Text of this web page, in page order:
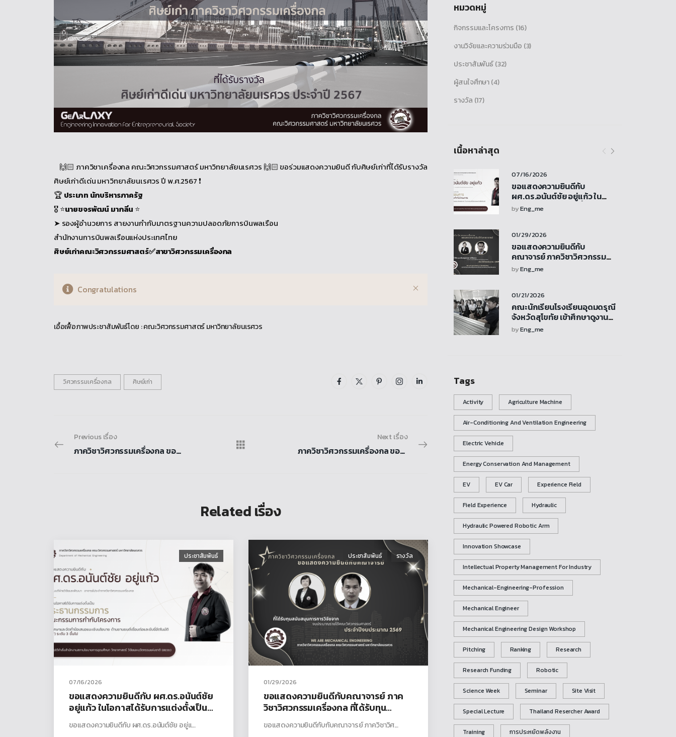
หมวดหมู่
กิจกรรมและโครงการ (16)
งานวิจัยและความร่วมมือ (3)
ประชาสัมพันธ์(32)
ผู้สนใจศึกษา(4)
รางวัล (17)
เนื้อหาล่าสุด
07/16/2026
ขอแสดงความยินดีกับ
ผศ.ดร.อนันต์ชัย อยู่แก้ว ใน
โอกาสได้รับการแต่งตั้งเป็น
ศึกษาและจัดทำข้อเสนอแนะเชิง
นโยบาย ด้านยานยนต์เชื่อมต่อ
และขับขี่อัตโนมัติ
byEng_me
01/29/2026
ขอแสดงความยินดีกับ
คณาจารย์ ภาควิชาวิศวกรรม
เครื่องกล ที่ได้รับทุนสนับสนุน
byEng_me
01/21/2026
คณะนักเรียนโรงเรียนอุดมดรุณี
จังหวัดสุโขทัย เข้าศึกษาดูงาน
พร้อมร่วมกิจกรรมและเยี่ยมชม
byEng_me
Tags
Activity Agriculture Machine
Air-Conditioning And Ventilation Engineering
Electric Vehicle
Energy Conservation And Management
EV EV Car Experience Field
Field Experience Hydraulic
Hydraulic Powered Robotic Arm
Innovation Showcase
Intellectual Property Management For Industry
Mechanical-Engineering-Profession
Mechanical Engineer
Mechanical Engineering Design Workshop
Pitching Ranking Research
Research Funding Robotic
Science Week Seminar Site Visit
Special Lecture Thailand Resercher Award
Training การประหยัดพลังงาน
🙌🏻 ภาควิชาเครื่องกล คณะวิศวกรรมศาสตร์ มหาวิทยาลัยนเรศวร 🙌🏻 ขอร่วมแสดงความยินดี กับศิษย์เก่าที่ได้รับรางวัล
ศิษย์เก่าดีเด่น มหาวิทยาลัยนเรศวร ปี พ.ศ.2567 ❗️
🏆 ประเภท นักบริหารภาครัฐ
🎖️ ⭐️นายขจรพัฒน์ มากลิ่น ⭐️
➤ รองผู้อำนวยการ สายงานกำกับมาตรฐานความปลอดภัยการบินพลเรือน
สำนักงานการบินพลเรือนแห่งประเทศไทย
ศิษย์เก่าคณะวิศวกรรมศาสตร์✅สาขาวิศวกรรมเครื่องกล
Congratulations
เอื้อเฟื้อภาพประชาสัมพันธ์โดย : คณะวิศวกรรมศาสตร์ มหาวิทยาลัยนเรศวร
วิศวกรรมเครื่องกล ศิษย์เก่า
Previous เรื่อง
ภาควิชาวิศวกรรมเครื่องกล ขอแสดงความยินดีกับ ผู้ช่วยศาสตราจารย์ ดร.อนันต์ชัย อยู่แก้ว ที่ได้รับการตีพิมพ์บทความในวารสารนานาชาติ ฐานข้อมูล SCOPUS (Q1)
Next เรื่อง
ภาควิชาวิศวกรรมเครื่องกล ขอแสดงความยินดีกับ ผศ. ดร. รัตนา การุญบุญญานันท์ ที่ผ่านการพิจารณาคัดเลือกโครงการ Talent Mobility
Related เรื่อง
07/16/2026
ประชาสัมพันธ์
ขอแสดงความยินดีกับ ผศ.ดร.อนันต์ชัย
อยู่แก้ว ในโอกาสได้รับการแต่งตั้งเป็น
ประธานกรรมการ ใน คณะกรรมการ
กำกับโครงการ การศึกษาและจัดทำข้อ
ขอแสดงความยินดีกับ ผศ.ดร.อนันต์ชัย อยู่แ…
01/29/2026
ประชาสัมพันธ์ รางวัล
ขอแสดงความยินดีกับคณาจารย์ ภาค
วิชาวิศวกรรมเครื่องกล ที่ได้รับทุน
สนับสนุนการวิจัยจากงบประมาณรายได้
คณะวิศวกรรมศาสตร์
ขอแสดงความยินดีกับกับคณาจารย์ ภาควิชาวิศ…